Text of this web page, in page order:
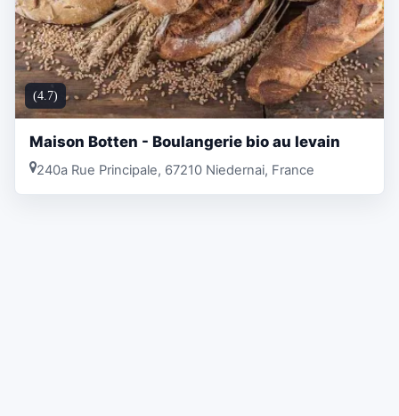
(4.7)
Maison Botten - Boulangerie bio au levain
240a Rue Principale, 67210 Niedernai, France